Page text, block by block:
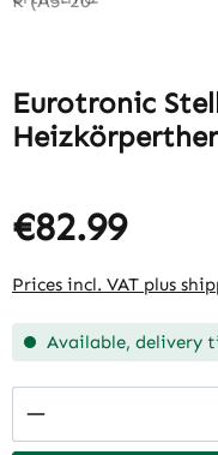
Eurotronic
€82.99
Prices incl. VAT plus
Available, delivery
Product